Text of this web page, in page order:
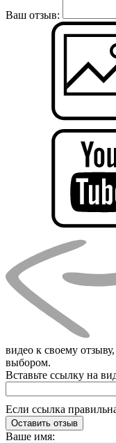
Ваш отзыв:
видео к своему
выбором.
Вставьте ссылку на
Если ссылка
Оставить отзыв
Ваше имя: